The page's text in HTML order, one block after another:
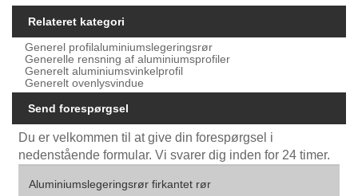
Relateret kategori
Generel profilaluminiumslegeringsrør
Generelle rensning af aluminiumsprofiler
Generelt aluminiumsvinkelprofil
Generelt ovenlysvindue
Send forespørgsel
Du er velkommen til at give din forespørgsel i
nedenstående formular. Vi svarer dig inden for 24 timer.